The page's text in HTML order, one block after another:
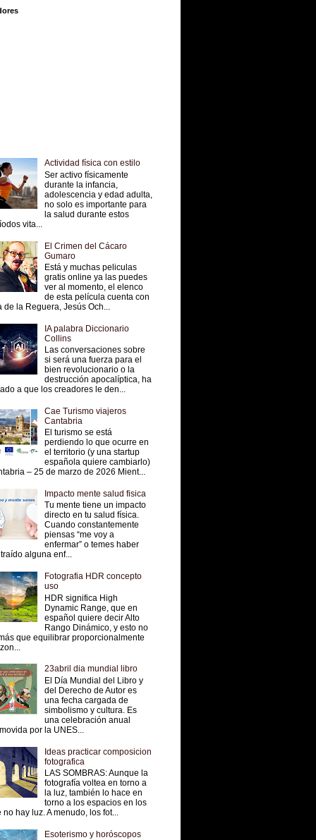
Actividad física con estilo
Ser activo físicamente
durante la infancia,
adolescencia y edad adulta,
no solo es importante para
la salud durante estos
vita...
El Crimen del Cácaro
Gumaro
Está y muchas peliculas
gratis online ya las puedes
ver al momento, el elenco
de esta película cuenta con
de la Reguera, Jesús Och...
IA palabra Diccionario
Collins
Las conversaciones sobre
si será una fuerza para el
bien revolucionario o la
destrucción apocalíptica, ha
a que los creadores le den...
Cae Turismo viajeros
Cantabria
El turismo se está
perdiendo lo que ocurre en
el territorio (y una startup
española quiere cambiarlo)
– 25 de marzo de 2026 Mient...
Impacto mente salud fisica
Tu mente tiene un impacto
directo en tu salud física.
Cuando constantemente
piensas “me voy a
enfermar” o temes haber
alguna enf...
Fotografia HDR concepto
uso
HDR significa High
Dynamic Range, que en
español quiere decir Alto
Rango Dinámico, y esto no
que equilibrar proporcionalmente
23abril dia mundial libro
El Día Mundial del Libro y
del Derecho de Autor es
una fecha cargada de
simbolismo y cultura. Es
una celebración anual
por la UNES...
Ideas practicar composicion
fotografica
LAS SOMBRAS: Aunque la
fotografía voltea en torno a
la luz, también lo hace en
torno a los espacios en los
no hay luz. A menudo, los fot...
Esoterismo y horóscopos